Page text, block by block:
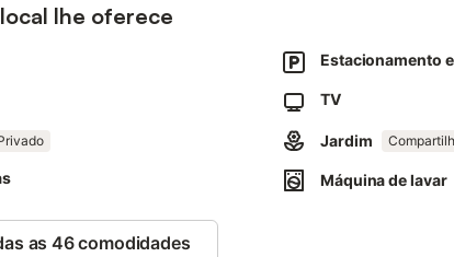
acesso a uma área exterior partilhada que inclui uma piscina
gratuito está disponível na rua.
de 3 animais de estimação.
não está disponível.
lhe oferece
Estacionamento
TV
Jardim
Máquina de lavar
as 46 comodidades